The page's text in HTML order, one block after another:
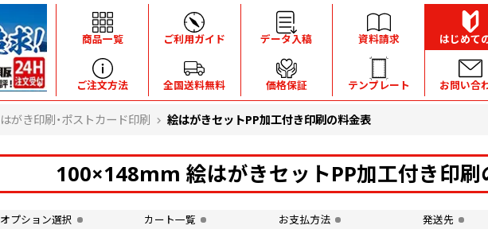
商品一覧
ご注文方法
ご利用ガイド
全国送料無料
データ入稿
価格保証
資料請求
テンプレート
はじめて
お問い合
はがき印刷・ポストカード印刷 絵はがきセットPP加工付き印刷の料金表
100×148mm 絵はがきセットPP加工付き印刷
オプション選択 カート一覧 お支払方法 発送先